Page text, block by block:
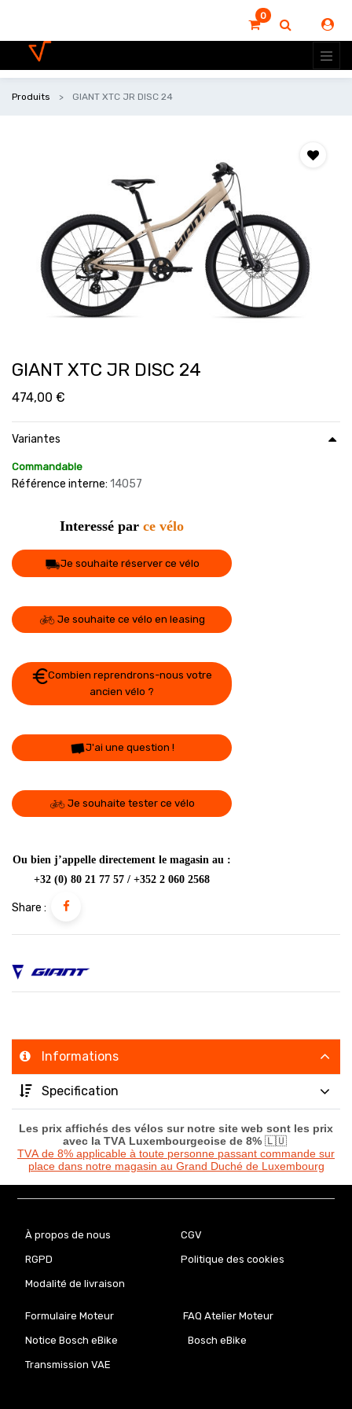
0
Produits GIANT XTC JR DISC 24
GIANT XTC JR DISC 24
474,00 €
Variantes
Commandable
Référence interne: 14057
Interessé par ce vélo
Je souhaite réserver ce vélo
Je souhaite ce vélo en leasing
Combien reprendrons-nous votre
ancien vélo ?
J'ai une question !
Je souhaite tester ce vélo
Ou bien j’appelle directement le magasin au :
+32 (0) 80 21 77 57 / +352 2 060 2568
Share :
Informations
Specification
Les prix affichés des vélos sur notre site web sont les prix
avec la TVA Luxembourgeoise de 8% 🇱🇺
TVA de 8% applicable à toute personne passant commande sur
place dans notre magasin au Grand Duché de Luxembourg
À propos de nous CGV
RGPD Politique des cookies
Modalité de livraison
Formulaire Moteur FAQ Atelier Moteur
Notice Bosch eBike Bosch eBike
Transmission VAE